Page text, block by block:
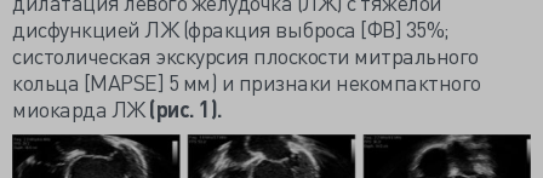
дисфункцией ЛЖ (фракция выброса [ФВ] 35%;
систолическая экскурсия плоскости митрального
кольца [MAPSE] 5 мм) и признаки некомпактного
миокарда ЛЖ(рис. 1).